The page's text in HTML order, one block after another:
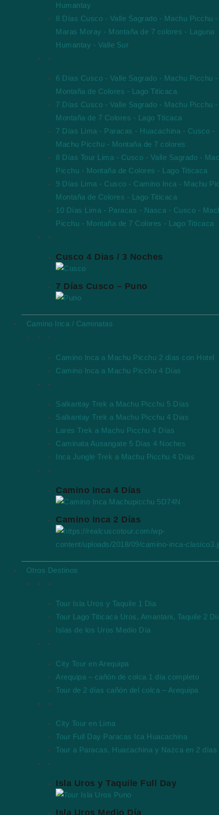
Humantay
8 Días Cusco - Valle Sagrado - Machu Picchu -
Maras Moray - Montaña de 7 colores - Laguna
Humantay - Valle Sur
6 Días Cusco - Valle Sagrado - Machu Picchu -
Montaña de Colores - Lago Titicaca
7 Días Cusco - Valle Sagrado - Machu Picchu -
Montaña de 7 Colores - Lago Tticaca
7 Días Lima - Paracas - Huacachina - Cusco -
Machu Picchu - Montaña de 7 colores
8 Días Tour Lima - Cusco - Valle Sagrado -
Picchu - Montaña de Colores - Lago Titicaca
9 Días Lima - Cusco - Camino Inca - Machu
Montaña de Colores - Lago Titicaca
10 Días Lima - Paracas - Nasca - Cusco -
Picchu - Montaña de 7 Colores - Lago Titicaca
Cusco 4 Dias / 3 Noches
7 Días Cusco – Puno
Camino Inca / Caminatas
Camino Inca a Machu Picchu 2 días con Hotel
Camino Inca a Machu Picchu 4 Días
Salkantay Trek a Machu Picchu 5 Días
Salkantay Trek a Machu Picchu 4 Dias
Lares Trek a Machu Picchu 4 Días
Caminata Ausangate 5 Dias 4 Noches
Inca Jungle Trek a Machu Picchu 4 Días
Camino Inca 4 Días
Camino Inca 2 Días
Otros Destinos
Tour Isla Uros y Taquile 1 Dia
Tour Lago Titicaca Uros, Amantani, Taquile 2
Islas de los Uros Medio Día
City Tour en Arequipa
Arequipa – cañón de colca 1 día completo
Tour de 2 días cañón del colca – Arequipa
City Tour en Lima
Tour Full Day Paracas Ica Huacachina
Tour a Paracas, Huacachina y Nazca en 2 días
Isla Uros y Taquile Full Day
Isla Uros Medio Día